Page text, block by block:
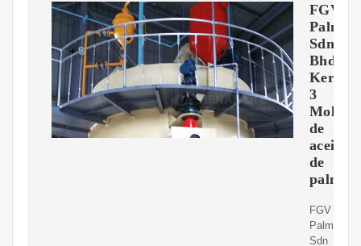
FGV
Sdn
Bhd-
3
Molino
de
aceite
de
palma
FGV
Sdn